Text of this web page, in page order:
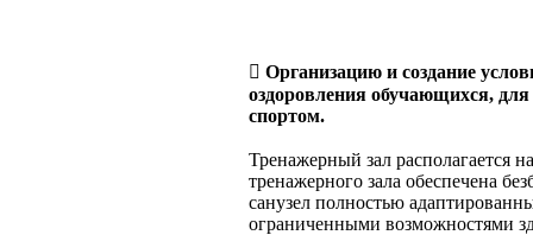
 Организацию и создание
оздоровления обучающихся,
спортом.
Тренажерный зал располагается
тренажерного зала обеспечена
санузел полностью
ограниченными возможностями